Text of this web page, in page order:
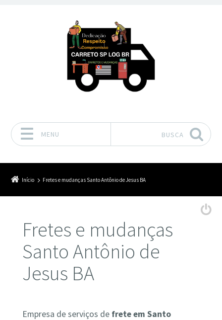
MENU BUSCA
Início Fretes e mudanças Santo Antônio de Jesus BA
Fretes e mudanças
Santo Antônio de
Jesus BA
Empresa de serviços de frete em Santo